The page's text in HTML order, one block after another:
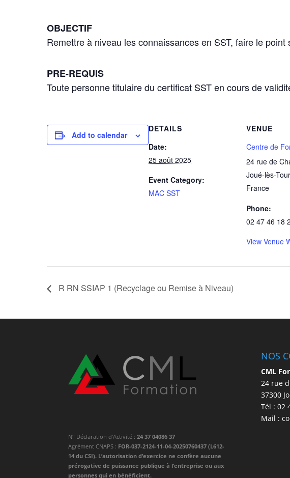
OBJECTIF
Remettre à niveau les connaissances en SST, faire le
PRE-REQUIS
Toute personne titulaire du certificat SST en cours de
Add to calendar
DETAILS
Date:
25 août 2025
Event Category:
MAC SST
VENUE
Centre de
24 rue de
Joué-lès-
France
Phone:
02 47 46 18
View Venue
R RN SSIAP 1 (Recyclage ou Remise à Niveau)
N° Déclaration d’Activité :24 37 04086 37
Agrément CNAPS : FOR-037-2124-11-04-20250760437 (L612-
14 du CSI). L’autorisation d’exercice ne confère aucune
prérogative de puissance publique à l’entreprise ou aux
personnes qui en bénéficient.
NOS
CML
24 rue
37300
Tél : 02
Mail :